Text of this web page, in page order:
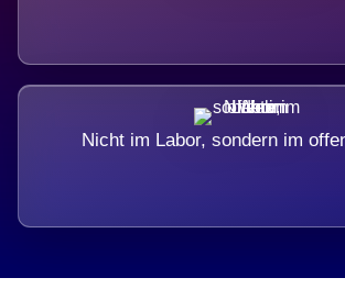
Nicht im Labor, sondern im